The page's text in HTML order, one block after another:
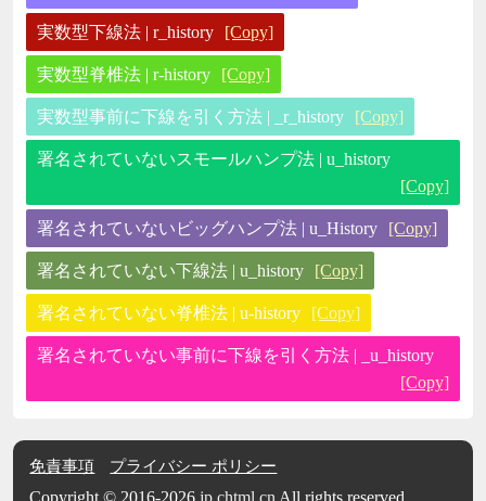
実数型下線法 | r_history [Copy]
実数型脊椎法 | r-history [Copy]
実数型事前に下線を引く方法 | _r_history [Copy]
署名されていないスモールハンプ法 | u_history
[Copy]
署名されていないビッグハンプ法 | u_History [Copy]
署名されていない下線法 | u_history [Copy]
署名されていない脊椎法 | u-history [Copy]
署名されていない事前に下線を引く方法 | _u_history
[Copy]
免責事項 プライバシー ポリシー
Copyright © 2016-2026jp.chtml.cn All rights reserved